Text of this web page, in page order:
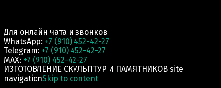
Для онлайн чата и звонков
WhatsApp: +7 (910) 452-42-27
Telegram: +7 (910) 452-42-27
MAX: +7 (910) 452-42-27
ИЗГОТОВЛЕНИЕ СКУЛЬПТУР И ПАМЯТНИКОВ site
navigationSkip to content